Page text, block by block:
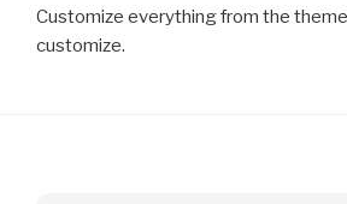
Customize everything from the
customize.